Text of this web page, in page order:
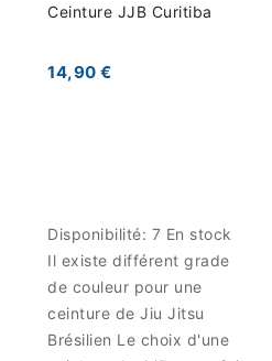
Ceinture JJB Curitiba
14,90 €
Disponibilité: 7 En stock
Il existe différent grade
de couleur pour une
ceinture de Jiu Jitsu
Brésilien Le choix d'une